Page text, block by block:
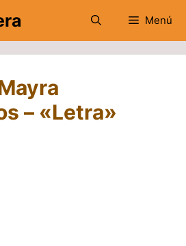
Menú
– «Letra»